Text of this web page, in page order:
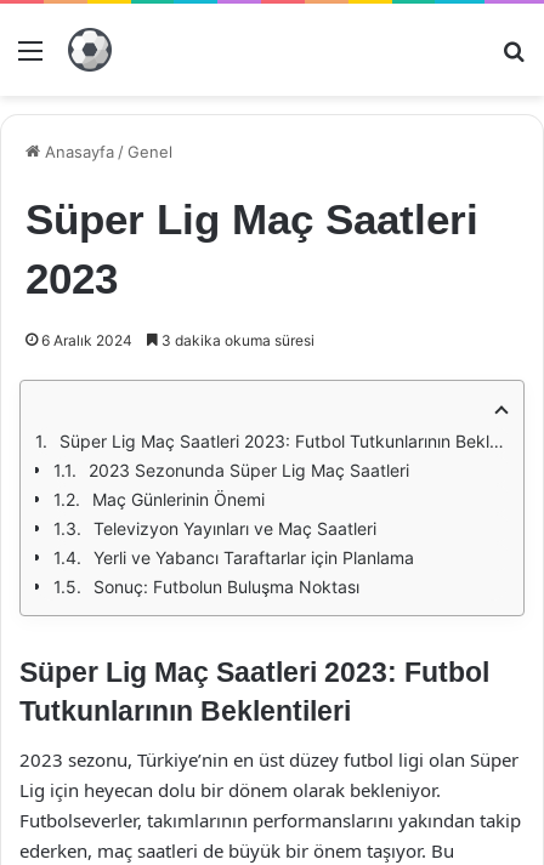
Menü
Anasayfa /Genel
Süper Lig Maç Saatleri
2023
6 Aralık 2024 3 dakika okuma süresi
Süper Lig Maç Saatleri 2023: Futbol Tutkunlarının Beklentileri
2023 Sezonunda Süper Lig Maç Saatleri
Maç Günlerinin Önemi
Televizyon Yayınları ve Maç Saatleri
Yerli ve Yabancı Taraftarlar için Planlama
Sonuç: Futbolun Buluşma Noktası
Süper Lig Maç Saatleri 2023: Futbol
Tutkunlarının Beklentileri
2023 sezonu, Türkiye’nin en üst düzey futbol ligi olan Süper
Lig için heyecan dolu bir dönem olarak bekleniyor.
Futbolseverler, takımlarının performanslarını yakından takip
ederken, maç saatleri de büyük bir önem taşıyor. Bu